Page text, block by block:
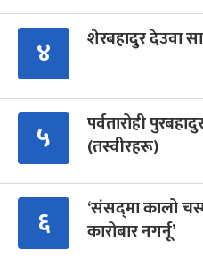
४ शेरबहादुर देउवा
५
पर्वतारोही
(तस्वीरहरू)
६
‘संसद्‍मा कालो
कारोबार नगर्नू’